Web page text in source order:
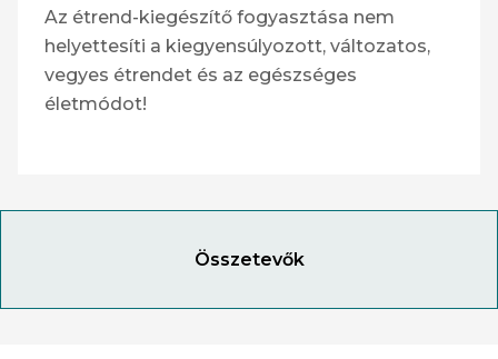
Összetevők
Az étrend-kiegészítő fogyasztása nem
helyettesíti a kiegyensúlyozott, változatos,
vegyes étrendet és az egészséges
életmódot!